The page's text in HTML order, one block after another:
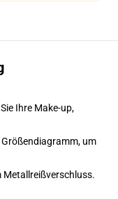
Ihre Make-up,
um
Metallreißverschluss.